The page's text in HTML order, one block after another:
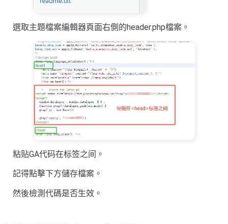
選取主題檔案編輯器頁面右側的header.php檔案。
粘贴GA代码在标签之间。
記得點擊下方儲存檔案。
然後檢測代碼是否生效。